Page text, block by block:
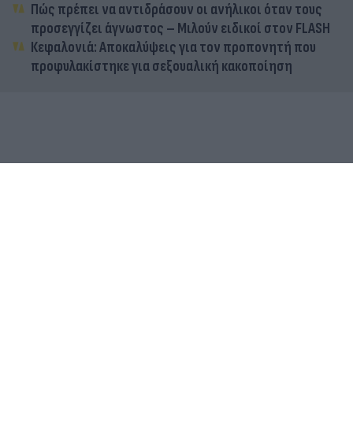
Πώς πρέπει να αντιδράσουν οι ανήλικοι όταν τους
προσεγγίζει άγνωστος – Μιλούν ειδικοί στον FLASH
Κεφαλονιά: Αποκαλύψεις για τον προπονητή που
προφυλακίστηκε για σεξουαλική κακοποίηση